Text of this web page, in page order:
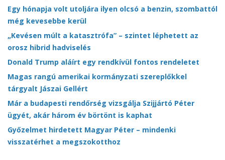
Egy hónapja volt utoljára ilyen olcsó a benzin, szombattól
még kevesebbe kerül
„Kevésen múlt a katasztrófa” – szintet léphetett az
orosz hibrid hadviselés
Donald Trump aláírt egy rendkívül fontos rendeletet
Magas rangú amerikai kormányzati szereplőkkel
tárgyalt Jászai Gellért
Már a budapesti rendőrség vizsgálja Szijjártó Péter
ügyét, akár három év börtönt is kaphat
Győzelmet hirdetett Magyar Péter – mindenki
visszatérhet a megszokotthoz